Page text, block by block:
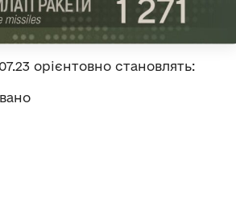
орієнтовно становлять: